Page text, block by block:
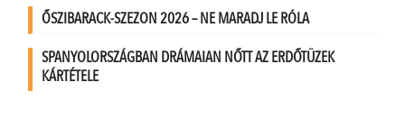
ŐSZIBARACK-SZEZON 2026 – NE MARADJ LE RÓLA
SPANYOLORSZÁGBAN DRÁMAIAN NŐTT AZ ERDŐTÜZEK
KÁRTÉTELE